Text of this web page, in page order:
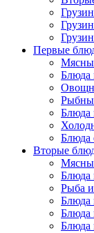
Первые
Блюда
Блюда
Блюда
Вторые
Блюда
Рыба
Блюда
Блюда
Блюда